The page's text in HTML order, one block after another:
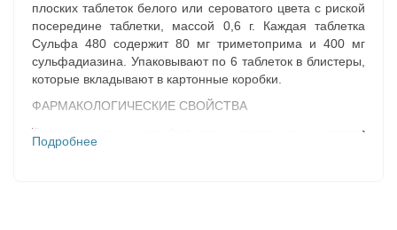
плоских таблеток белого или сероватого цвета с риской
посередине таблетки, массой 0,6 г. Каждая таблетка
Сульфа 480 содержит 80 мг триметоприма и 400 мг
сульфадиазина. Упаковывают по 6 таблеток в блистеры,
которые вкладывают в картонные коробки.
ФАРМАКОЛОГИЧЕСКИЕ СВОЙСТВА
Триметоприм и сульфадиазин, входящие в состав
препарата, проявляя синергизм действия, оказывают
Подробнее